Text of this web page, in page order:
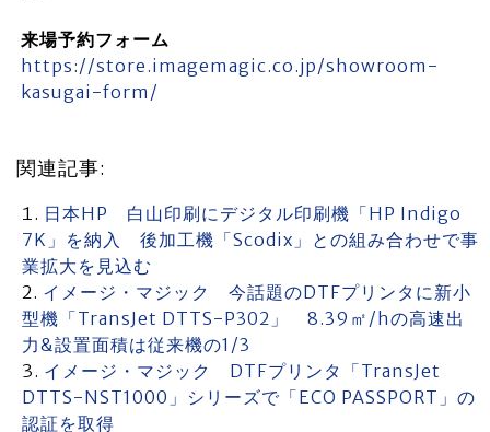
来場予約フォーム
https://store.imagemagic.co.jp/showroom-
kasugai-form/
関連記事:
日本HP 白山印刷にデジタル印刷機「HP Indigo
7K」を納入 後加工機「Scodix」との組み合わせで事
業拡大を見込む
イメージ・マジック 今話題のDTFプリンタに新小
型機「TransJet DTTS-P302」 8.39㎡/hの高速出
力&設置面積は従来機の1/3
イメージ・マジック DTFプリンタ「TransJet
DTTS-NST1000」シリーズで「ECO PASSPORT」の
認証を取得